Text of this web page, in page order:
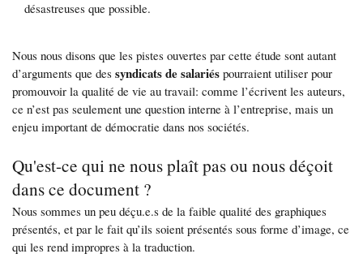
désastreuses que possible.
Nous nous disons que les pistes ouvertes par cette étude sont autant
d’arguments que des syndicats de salariés pourraient utiliser pour
promouvoir la qualité de vie au travail: comme l’écrivent les auteurs,
ce n’est pas seulement une question interne à l’entreprise, mais un
enjeu important de démocratie dans nos sociétés.
Qu'est-ce qui ne nous plaît pas ou nous déçoit
dans ce document ?
Nous sommes un peu déçu.e.s de la faible qualité des graphiques
présentés, et par le fait qu’ils soient présentés sous forme d’image, ce
qui les rend impropres à la traduction.